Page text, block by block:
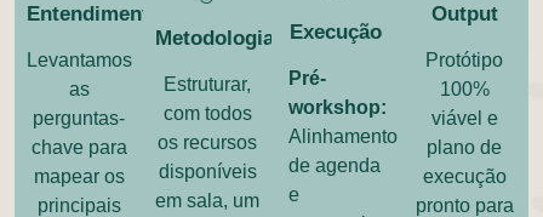
Entendimento
Levantamos
as
perguntas-
chave para
mapear os
principais
Metodologia
Estruturar,
com todos
os recursos
disponíveis
em sala, um
Execução
Pré-
workshop:
Alinhamento
de agenda
e
Output
Protótipo
100%
viável e
plano de
execução
pronto para